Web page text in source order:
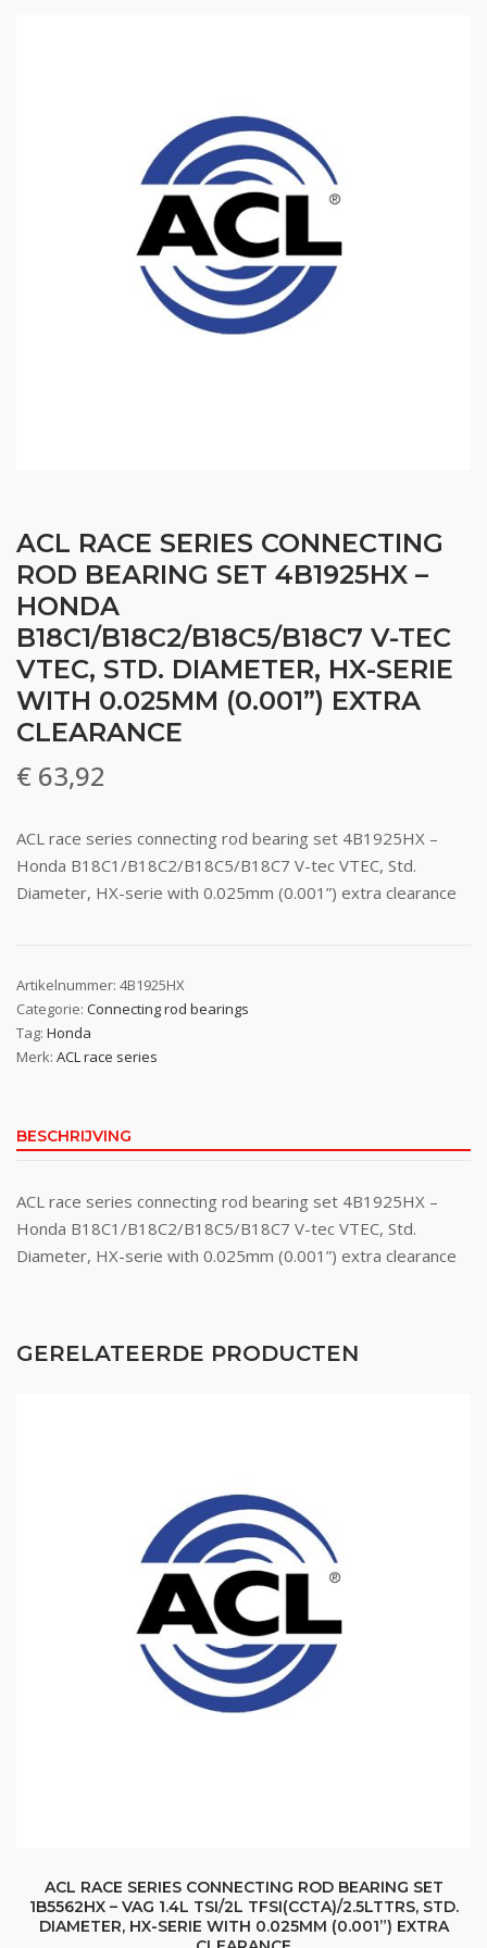
ACL RACE SERIES CONNECTING
ROD BEARING SET 4B1925HX –
HONDA
B18C1/B18C2/B18C5/B18C7 V-TEC
VTEC, STD. DIAMETER, HX-SERIE
WITH 0.025MM (0.001”) EXTRA
CLEARANCE
€ 63,92
ACL race series connecting rod bearing set 4B1925HX –
Honda B18C1/B18C2/B18C5/B18C7 V-tec VTEC, Std.
Diameter, HX-serie with 0.025mm (0.001”) extra clearance
Artikelnummer: 4B1925HX
Categorie: Connecting rod bearings
Tag: Honda
Merk: ACL race series
BESCHRIJVING
ACL race series connecting rod bearing set 4B1925HX –
Honda B18C1/B18C2/B18C5/B18C7 V-tec VTEC, Std.
Diameter, HX-serie with 0.025mm (0.001”) extra clearance
GERELATEERDE PRODUCTEN
ACL RACE SERIES CONNECTING ROD BEARING SET
1B5562HX – VAG 1.4L TSI/2L TFSI(CCTA)/2.5LTTRS, STD.
DIAMETER, HX-SERIE WITH 0.025MM (0.001”) EXTRA